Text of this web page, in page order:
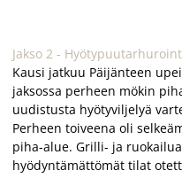
Jakso 2 -
Kausi jatkuu Päijänteen
jaksossa perheen mökin
uudistusta hyötyviljelyä
Perheen toiveena oli
piha-alue. Grilli- ja
hyödyntämättömät tilat